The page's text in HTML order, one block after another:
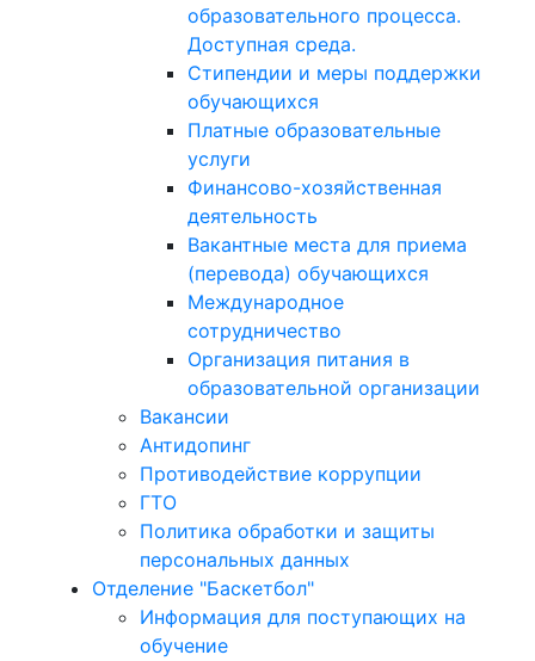
образовательного процесса.
Доступная среда.
Стипендии и меры поддержки
обучающихся
Платные образовательные
услуги
Финансово-хозяйственная
деятельность
Вакантные места для приема
(перевода) обучающихся
Международное
сотрудничество
Организация питания в
образовательной организации
Вакансии
Антидопинг
Противодействие коррупции
ГТО
Политика обработки и защиты
персональных данных
Отделение "Баскетбол"
Информация для поступающих на
обучение